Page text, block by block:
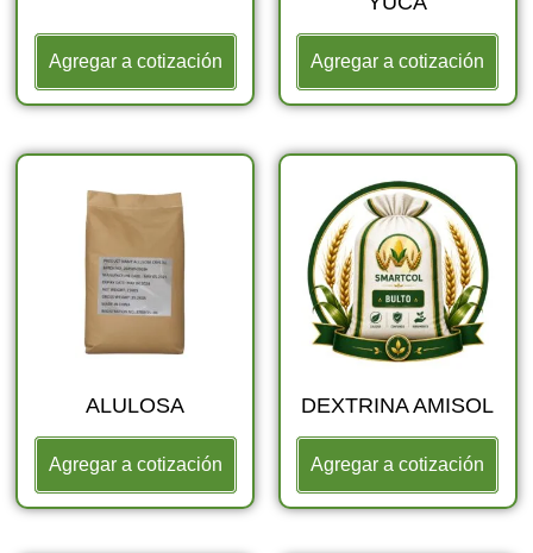
Agregar a cotización Agregar a cotización
ALULOSA
Agregar a cotización
DEXTRINA AMISOL
Agregar a cotización